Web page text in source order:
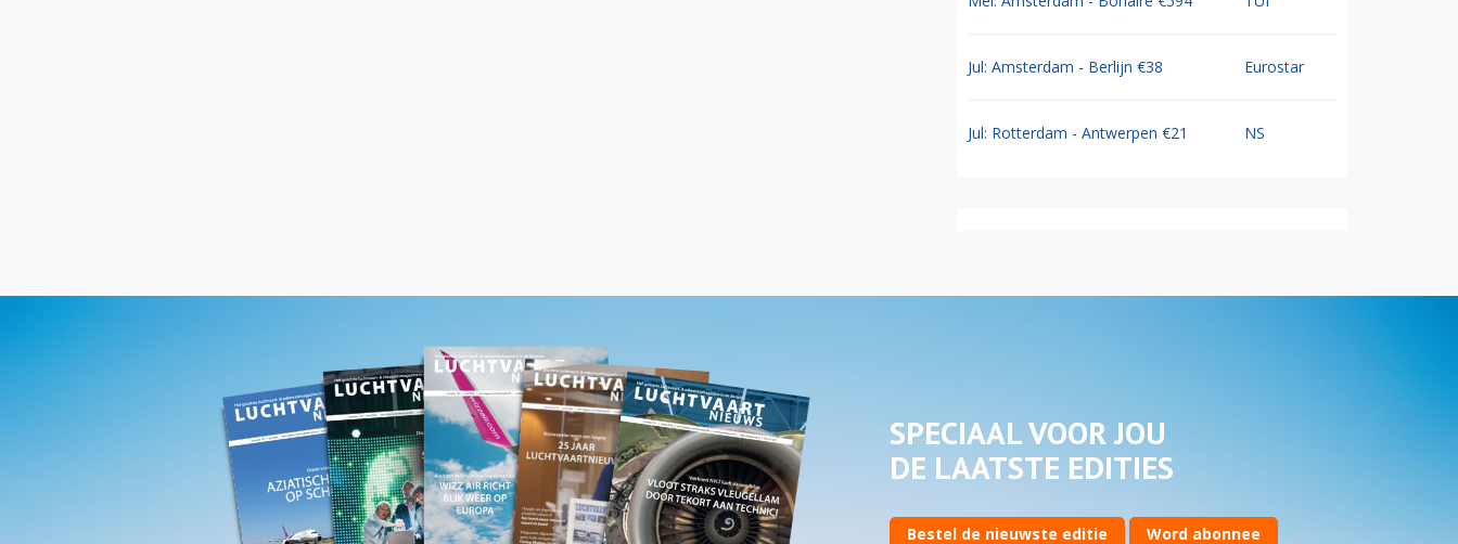
Jul: Amsterdam - Berlijn €38 Eurostar
Jul: Rotterdam - Antwerpen €21 NS
SPECIAAL VOOR JOU
DE LAATSTE EDITIES
Bestel de nieuwste editie Word abonnee